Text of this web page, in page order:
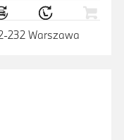
232 Warszawa